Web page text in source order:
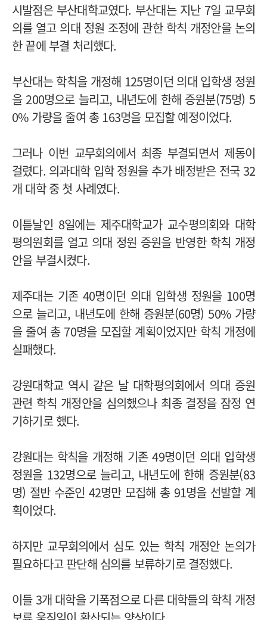
시발점은 부산대학교였다. 부산대는 지난 7일 교무회
의를 열고 의대 정원 조정에 관한 학칙 개정안을 논의
한 끝에 부결 처리했다.
부산대는 학칙을 개정해 125명이던 의대 입학생 정원
을 200명으로 늘리고, 내년도에 한해 증원분(75명) 5
0% 가량을 줄여 총 163명을 모집할 예정이었다.
그러나 이번 교무회의에서 최종 부결되면서 제동이
걸렸다. 의과대학 입학 정원을 추가 배정받은 전국 32
개 대학 중 첫 사례였다.
이튿날인 8일에는 제주대학교가 교수평의회와 대학
평의원회를 열고 의대 정원 증원을 반영한 학칙 개정
안을 부결시켰다.
제주대는 기존 40명이던 의대 입학생 정원을 100명
으로 늘리고, 내년도에 한해 증원분(60명) 50% 가량
을 줄여 총 70명을 모집할 계획이었지만 학칙 개정에
실패했다.
강원대학교 역시 같은 날 대학평의회에서 의대 증원
관련 학칙 개정안을 심의했으나 최종 결정을 잠정 연
기하기로 했다.
강원대는 학칙을 개정해 기존 49명이던 의대 입학생
정원을 132명으로 늘리고, 내년도에 한해 증원분(83
명) 절반 수준인 42명만 모집해 총 91명을 선발할 계
획이었다.
하지만 교무회의에서 심도 있는 학칙 개정안 논의가
필요하다고 판단해 심의를 보류하기로 결정했다.
이들 3개 대학을 기폭점으로 다른 대학들의 학칙 개정